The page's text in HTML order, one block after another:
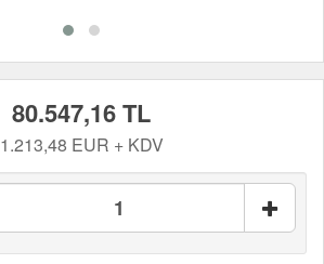
80.547,16 TL
1.213,48 EUR + KDV